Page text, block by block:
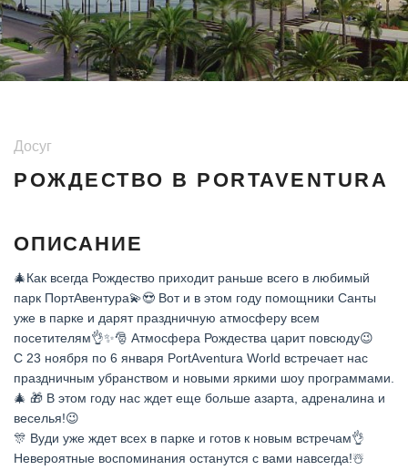
Досуг
РОЖДЕСТВО В PORTAVENTURA
ОПИСАНИЕ
🎄Как всегда Рождество приходит раньше всего в любимый
парк ПортАвентура💫😍 Вот и в этом году помощники Санты
уже в парке и дарят праздничную атмосферу всем
посетителям👌✨🎅 Атмосфера Рождества царит повсюду😉
С 23 ноября по 6 января PortAventura World встречает нас
праздничным убранством и новыми яркими шоу программами.
🎄 🎁 В этом году нас ждет еще больше азарта, адреналина и
веселья!😉
🎊 Вуди уже ждет всех в парке и готов к новым встречам👌
Невероятные воспоминания останутся с вами навсегда!☃️